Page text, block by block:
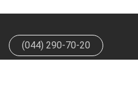
(044) 290-70-20